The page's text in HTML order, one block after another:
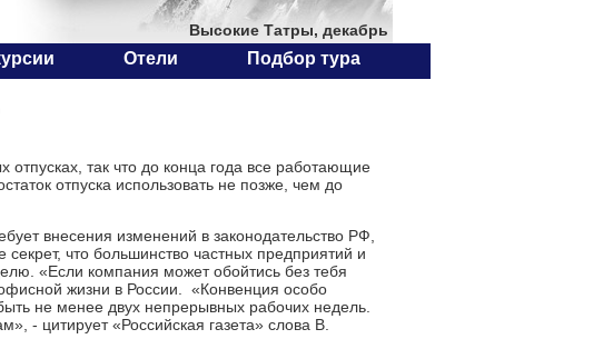
Высокие Татры, декабрь
Отели Подбор тура
так что до конца года все работающие
отпуска использовать не позже, чем до
внесения изменений в законодательство РФ,
что большинство частных предприятий и
«Если компания может обойтись без тебя
жизни в России. «Конвенция особо
не менее двух непрерывных рабочих недель.
- цитирует «Российская газета» слова В.